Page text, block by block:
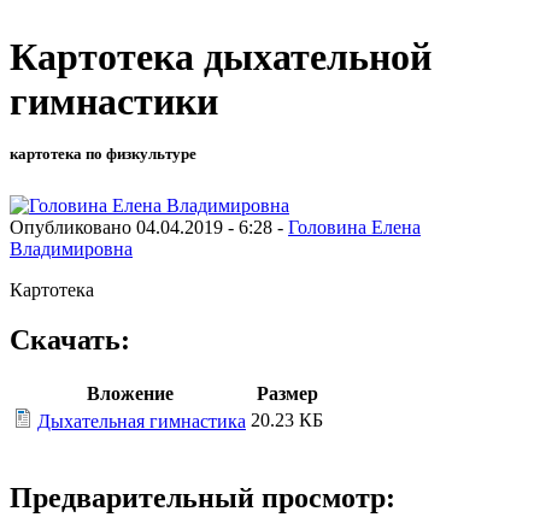
Картотека дыхательной
гимнастики
картотека по физкультуре
Опубликовано 04.04.2019 - 6:28 - Головина Елена
Владимировна
Картотека
Скачать:
Вложение
Размер
Дыхательная гимнастика 20.23 КБ
Предварительный просмотр: